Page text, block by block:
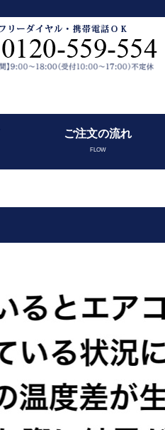
ご注文の流れ
FLOW